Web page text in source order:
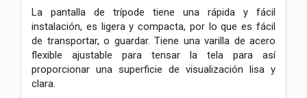
La pantalla de trípode tiene una rápida y fácil
instalación, es ligera y compacta, por lo que es fácil
de transportar, o guardar. Tiene una varilla de acero
flexible ajustable para tensar la tela para así
proporcionar una superficie de visualización lisa y
clara.